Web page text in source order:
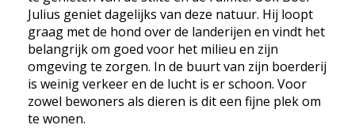
Julius geniet dagelijks van deze natuur. Hij loopt
graag met de hond over de landerijen en vindt het
belangrijk om goed voor het milieu en zijn
omgeving te zorgen. In de buurt van zijn boerderij
is weinig verkeer en de lucht is er schoon. Voor
zowel bewoners als dieren is dit een fijne plek om
te wonen.